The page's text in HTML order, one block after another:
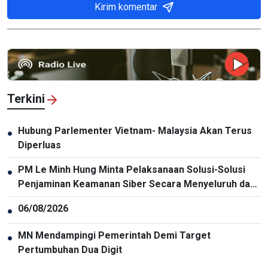
Kirim komentar
Terkini
● Hubung Parlementer Vietnam- Malaysia Akan Terus
Diperluas
● PM Le Minh Hung Minta Pelaksanaan Solusi-Solusi
Penjaminan Keamanan Siber Secara Menyeluruh dan
Sinkron
● 06/08/2026
● MN Mendampingi Pemerintah Demi Target
Pertumbuhan Dua Digit